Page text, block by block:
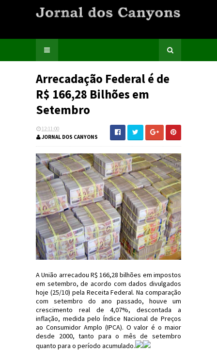
Arrecadação Federal é de
R$ 166,28 Bilhões em
Setembro
12:11:00
JORNAL DOS CANYONS
A União arrecadou R$ 166,28 bilhões em impostos
em setembro, de acordo com dados divulgados
hoje (25/10) pela Receita Federal. Na comparação
com setembro do ano passado, houve um
crescimento real de 4,07%, descontada a
inflação, medida pelo Índice Nacional de Preços
ao Consumidor Amplo (IPCA). O valor é o maior
desde 2000, tanto para o mês de setembro
quanto para o período acumulado.